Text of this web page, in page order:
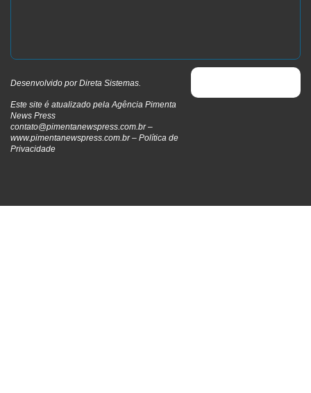
Desenvolvido porDireta Sistemas.
Este site é atualizado pela Agência Pimenta
News Press
contato@pimentanewspress.com.br–
www.pimentanewspress.com.br – Política de
Privacidade